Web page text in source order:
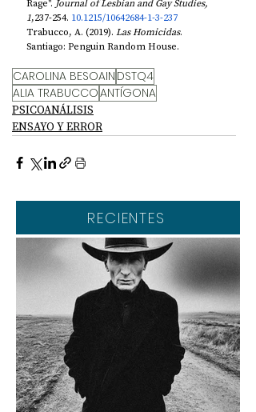
Rage". Journal of Lesbian and Gay Studies,
1,237-254. 10.1215/10642684-1-3-237
Trabucco, A. (2019). Las Homicidas.
Santiago: Penguin Random House.
CAROLINA BESOAIN DSTQ4
ALIA TRABUCCOANTÍGONA
PSICOANÁLISIS
ENSAYO Y ERROR
RECIENTES